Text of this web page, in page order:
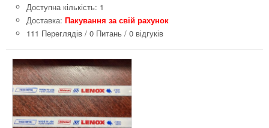
Доступна кількість: 1
Доставка: Пакування за свій рахунок
111 Переглядів / 0 Питань / 0 відгуків